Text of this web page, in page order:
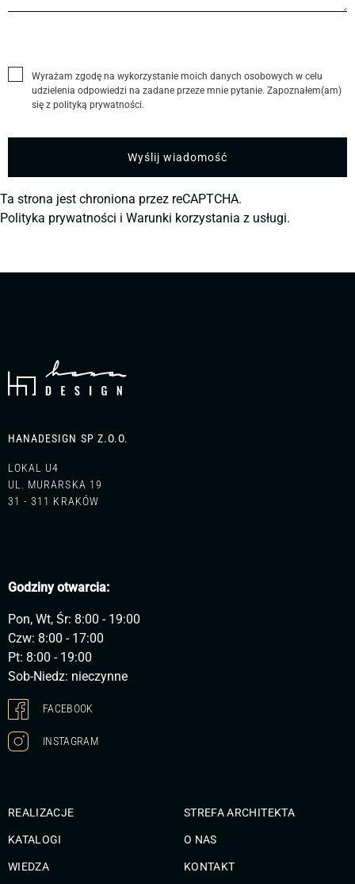
Wyrażam zgodę na wykorzystanie moich danych osobowych w celu
udzielenia odpowiedzi na zadane przeze mnie pytanie. Zapoznałem(am)
się z polityką prywatności.
Ta strona jest chroniona przez reCAPTCHA.
Polityka prywatności i Warunki korzystania z usługi.
HANADESIGN SP Z.O.O.
LOKAL U4
UL. MURARSKA 19
31 - 311 KRAKÓW
Godziny otwarcia:
Pon, Wt, Śr: 8:00 - 19:00
Czw: 8:00 - 17:00
Pt: 8:00 - 19:00
Sob-Niedz: nieczynne
FACEBOOK
INSTAGRAM
REALIZACJE
KATALOGI
WIEDZA
STREFA ARCHITEKTA
O NAS
KONTAKT